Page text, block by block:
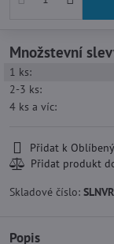
Množstevní
1 ks:
2-3 ks:
4 ks a víc:
Přidat k
Skladové číslo:
Popis